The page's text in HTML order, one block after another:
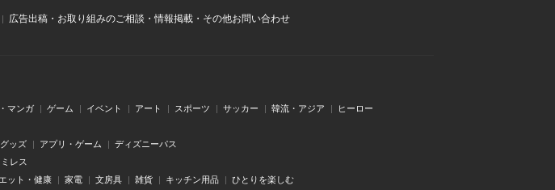
広告出稿・お取り組みのご相談・情報掲載・その他お問い合わせ
マンガ ゲーム イベント アート スポーツ サッカー 韓流・アジア ヒーロー
ッズ アプリ・ゲーム ディズニーパス
レス
ット・健康 家電 文房具 雑貨 キッチン用品 ひとりを楽しむ